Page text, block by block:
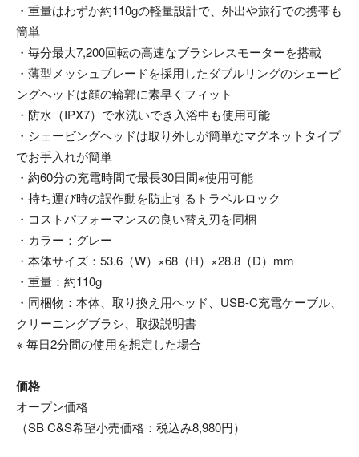
・重量はわずか約110gの軽量設計で、外出や旅行での携帯も
簡単
・毎分最大7,200回転の高速なブラシレスモーターを搭載
・薄型メッシュブレードを採用したダブルリングのシェービ
ングヘッドは顔の輪郭に素早くフィット
・防水（IPX7）で水洗いでき入浴中も使用可能
・シェービングヘッドは取り外しが簡単なマグネットタイプ
でお手入れが簡単
・約60分の充電時間で最長30日間※使用可能
・持ち運び時の誤作動を防止するトラベルロック
・コストパフォーマンスの良い替え刃を同梱
・カラー：グレー
・本体サイズ：53.6（W）×68（H）×28.8（D）mm
・重量：約110g
・同梱物：本体、取り換え用ヘッド、USB-C充電ケーブル、
クリーニングブラシ、取扱説明書
※ 毎日2分間の使用を想定した場合
価格
オープン価格
（SB C&S希望小売価格：税込み8,980円）